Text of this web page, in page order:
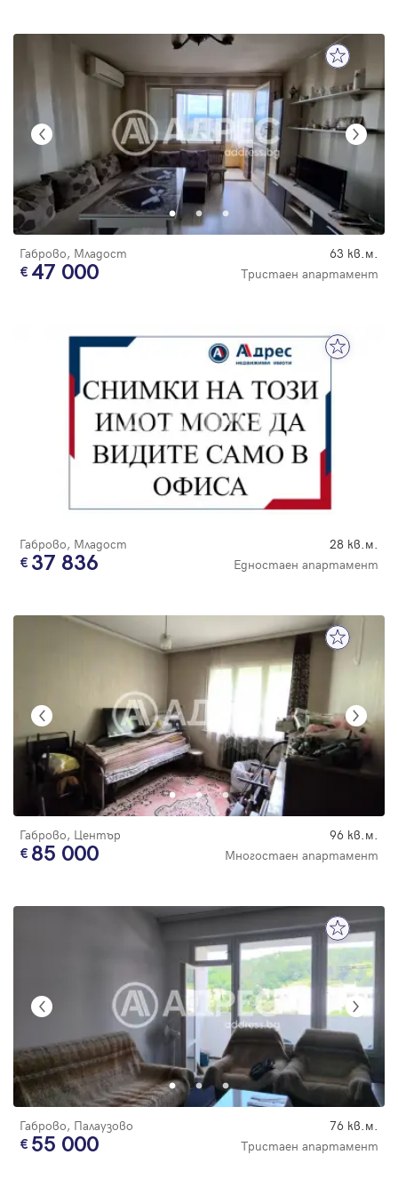
Габрово, Младост 63 кв.м.
47 000 Тристаен апартамент
Габрово, Младост 28 кв.м.
37 836 Едностаен апартамент
Габрово, Център 96 кв.м.
85 000 Многостаен апартамент
Габрово, Палаузово 76 кв.м.
55 000 Тристаен апартамент